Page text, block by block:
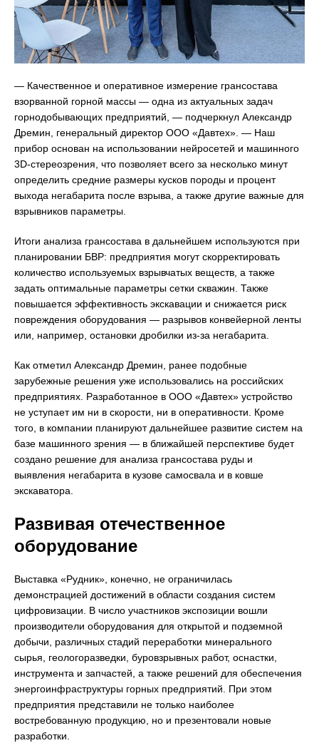
— Качественное и оперативное измерение грансостава
взорванной горной массы — одна из актуальных задач
горнодобывающих предприятий, — подчеркнул Александр
Дремин, генеральный директор ООО «Давтех». — Наш
прибор основан на использовании нейросетей и машинного
3D-стереозрения, что позволяет всего за несколько минут
определить средние размеры кусков породы и процент
выхода негабарита после взрыва, а также другие важные для
взрывников параметры.
Итоги анализа грансостава в дальнейшем используются при
планировании БВР: предприятия могут скорректировать
количество используемых взрывчатых веществ, а также
задать оптимальные параметры сетки скважин. Также
повышается эффективность экскавации и снижается риск
повреждения оборудования — разрывов конвейерной ленты
или, например, остановки дробилки из-за негабарита.
Как отметил Александр Дремин, ранее подобные
зарубежные решения уже использовались на российских
предприятиях. Разработанное в ООО «Давтех» устройство
не уступает им ни в скорости, ни в оперативности. Кроме
того, в компании планируют дальнейшее развитие систем на
базе машинного зрения — в ближайшей перспективе будет
создано решение для анализа грансостава руды и
выявления негабарита в кузове самосвала и в ковше
экскаватора.
Развивая отечественное
оборудование
Выставка «Рудник», конечно, не ограничилась
демонстрацией достижений в области создания систем
цифровизации. В число участников экспозиции вошли
производители оборудования для открытой и подземной
добычи, различных стадий переработки минерального
сырья, геологоразведки, буровзрывных работ, оснастки,
инструмента и запчастей, а также решений для обеспечения
энергоинфраструктуры горных предприятий. При этом
предприятия представили не только наиболее
востребованную продукцию, но и презентовали новые
разработки.